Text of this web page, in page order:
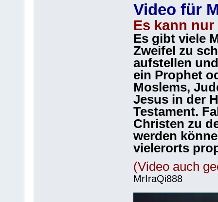
Video für
Es kann
Es gibt viele
Zweifel zu
aufstellen
ein Prophet
Moslems,
Jesus in der
Testament.
Christen zu
werden
vielerorts
(Video auch
MrIraQi888